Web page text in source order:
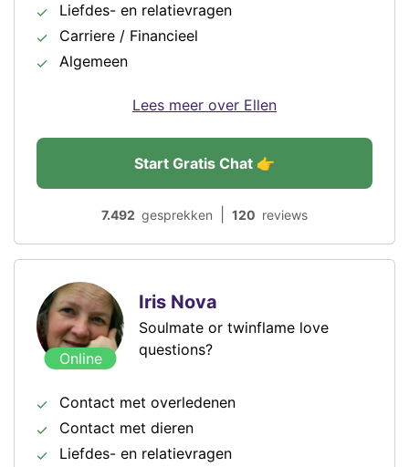
Liefdes- en relatievragen
Carriere / Financieel
Algemeen
120 reviews
7.492 gesprekken
Start Gratis Chat 👉
Lees meer over Ellen
Online
Iris Nova
Soulmate or twinflame love
questions?
Contact met overledenen
Contact met dieren
Liefdes- en relatievragen